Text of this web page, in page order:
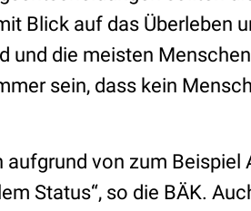
Blick auf das Überleben
und die meisten
sein, dass kein
von zum Beispiel
Status“, so die BÄK.